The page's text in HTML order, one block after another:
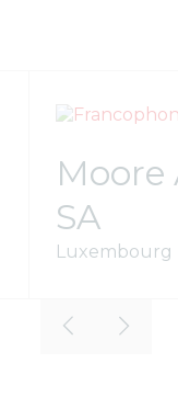
SA
Luxembourg